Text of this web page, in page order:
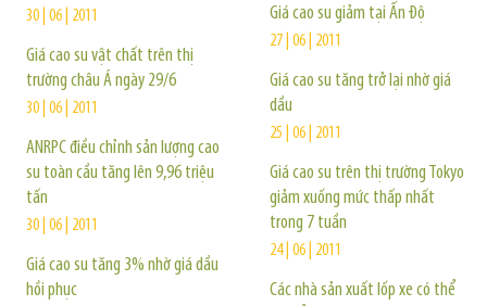
30 | 06 | 2011
Giá cao su vật chất trên thị
trường châu Á ngày 29/6
30 | 06 | 2011
ANRPC điều chỉnh sản lượng cao
su toàn cầu tăng lên 9,96 triệu
tấn
30 | 06 | 2011
Giá cao su tăng 3% nhờ giá dầu
hồi phục
Giá cao su giảm tại Ấn Độ
27 | 06 | 2011
Giá cao su tăng trở lại nhờ giá
dầu
25 | 06 | 2011
Giá cao su trên thị trường Tokyo
giảm xuống mức thấp nhất
trong 7 tuần
24 | 06 | 2011
Các nhà sản xuất lốp xe có thể